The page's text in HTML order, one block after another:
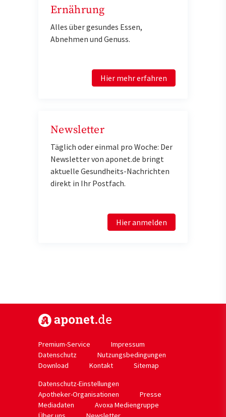
Ernährung
Alles über gesundes Essen,
Abnehmen und Genuss.
Hier mehr erfahren
Newsletter
Täglich oder einmal pro Woche: Der
Newsletter von aponet.de bringt
aktuelle Gesundheits-Nachrichten
direkt in Ihr Postfach.
Hier anmelden
Premium-Service
Impressum
Datenschutz
Nutzungsbedingungen
Download
Kontakt
Sitemap
Datenschutz-Einstellungen
Apotheker-Organisationen
Presse
Mediadaten
Avoxa Mediengruppe